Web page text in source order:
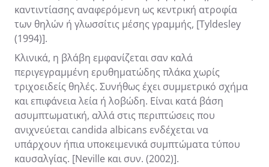
καντιντίασης αναφερόμενη ως κεντρική ατροφία
των θηλών ή γλωσσίτις μέσης γραμμής, [Tyldesley
(1994)].
Κλινικά, η βλάβη εμφανίζεται σαν καλά
περιγεγραμμένη ερυθηματώδης πλάκα χωρίς
τριχοειδείς θηλές. Συνήθως έχει συμμετρικό σχήμα
και επιφάνεια λεία ή λοβώδη. Είναι κατά βάση
ασυμπτωματική, αλλά στις περιπτώσεις που
ανιχνεύεται candida albicans ενδέχεται να
υπάρχουν ήπια υποκειμενικά συμπτώματα τύπου
καυσαλγίας. [Neville και συν. (2002)].